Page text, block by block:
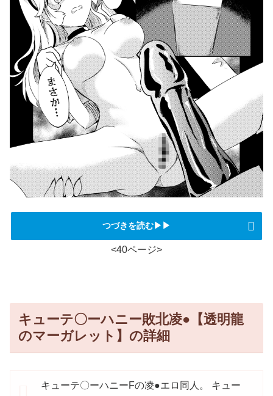
つづきを読む▶▶
<40ページ>
キューテ〇ーハニー敗北凌●【透明龍
のマーガレット】の詳細
キューテ〇ーハニーFの凌●エロ同人。 キュー